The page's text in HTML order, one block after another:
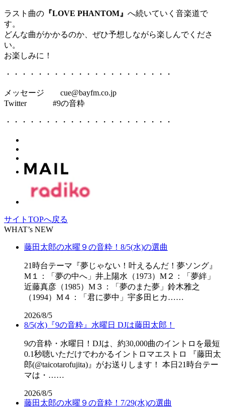
ラスト曲の 『LOVE PHANTOM』 へ続いていく音楽道で
す。
どんな曲がかかるのか、ぜひ予想しながら楽しんでくださ
い。
お楽しみに！
・・・・・・・・・・・・・・・・・・・・・
メッセージ cue@bayfm.co.jp
Twitter #9の音粋
・・・・・・・・・・・・・・・・・・・・・
サイトTOPへ戻る
WHAT’s NEW
藤田太郎の水曜９の音粋！8/5(水)の選曲
21時台テーマ『夢じゃない！叶えるんだ！夢ソング』
M１：「夢の中へ」井上陽水（1973）M２：「夢絆」
近藤真彦（1985）M３：「夢のまた夢」鈴木雅之
（1994）M４：「君に夢中」宇多田ヒカ……
2026/8/5
8/5(水)『9の音粋』水曜日 DJは藤田太郎！
9の音粋・水曜日！DJは、約30,000曲のイントロを最短
0.1秒聴いただけでわかるイントロマエストロ 『藤田太
郎(@taicotarofujita)』がお送りします！ 本日21時台テー
マは・……
2026/8/5
藤田太郎の水曜９の音粋！7/29(水)の選曲